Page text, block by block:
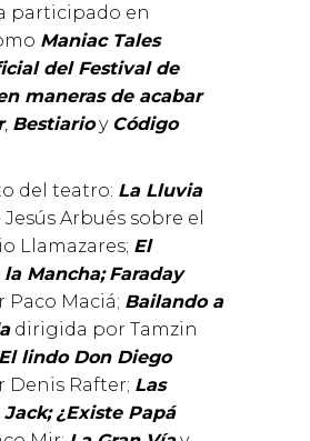
participado en
Maniac Tales
del Festival de
maneras de acabar
, Bestiarioy Código
del teatro: La Lluvia
Arbués sobre el
Llamazares; El
Mancha; Faraday
Maciá; Bailando a
dirigida por Tamzin
El lindo Don Diego
Rafter; Las
¿Existe Papá